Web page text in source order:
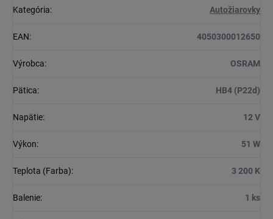
Kategória: Autožiarovky
EAN: 4050300012650
Výrobca: OSRAM
Pätica: HB4 (P22d)
Napätie: 12 V
Výkon: 51 W
Teplota (Farba): 3 200 K
Balenie: 1 ks